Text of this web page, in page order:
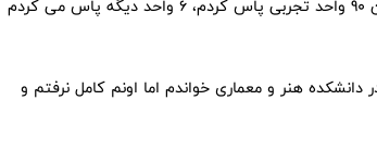
من خیلی بچه شیطونی بودم و همش در حال اخراج شدن بودم! در دبیرستان 90 واحد تجربی پاس کردم، 6 واحد دیگه پاس می کردم
هنر و معماری خواندم اما اونم کامل نرفتم و